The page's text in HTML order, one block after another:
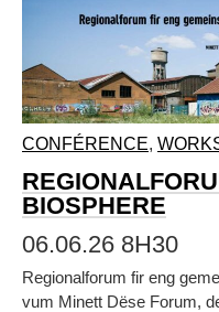
CONFÉRENCE,
BIOSPHERE
06.06.26 8H30
Regionalforum fir eng
vum Minett Dëse Forum,